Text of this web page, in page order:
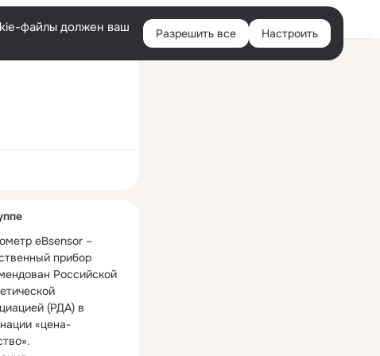
Войти
файлы должен ваш
Разрешить все Настроить
eBsensor –
прибор
Российской
(РДА) в
«цена-